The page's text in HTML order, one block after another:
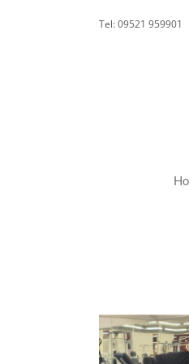
Tel: 09521 959901